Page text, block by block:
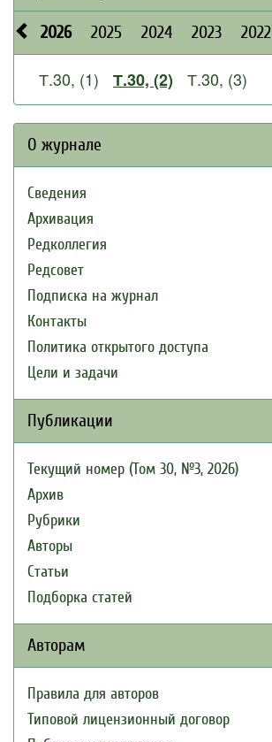
2026 2025 2024 2023 2022
Т.30, (1) Т.30, (2) Т.30, (3)
О журнале
Сведения
Архивация
Редколлегия
Редсовет
Подписка на журнал
Контакты
Политика открытого доступа
Цели и задачи
Публикации
Текущий номер (Том 30, №3, 2026)
Архив
Рубрики
Авторы
Статьи
Подборка статей
Авторам
Правила для авторов
Типовой лицензионный договор